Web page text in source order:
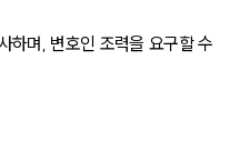
하며, 변호인 조력을 요구할 수